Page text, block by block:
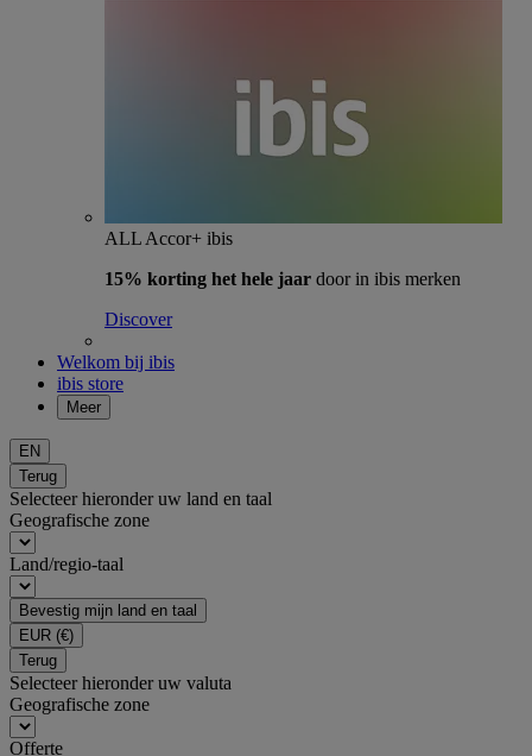
ALL Accor+ ibis
15% korting het hele jaar door in ibis merken
Discover
Welkom bij ibis
ibis store
Meer
EN
Terug
Selecteer hieronder uw land en taal
Geografische zone
Land/regio-taal
Bevestig mijn land en taal
EUR (€)
Terug
Selecteer hieronder uw valuta
Geografische zone
Offerte